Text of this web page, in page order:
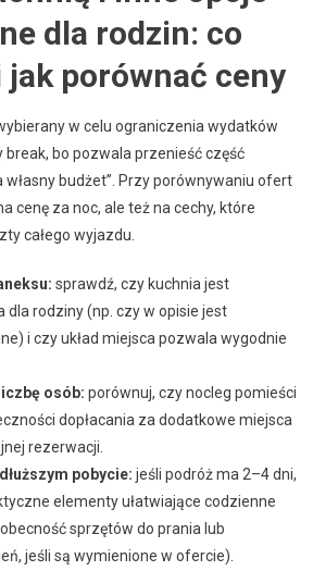
dla rodzin: co
porównać ceny
w celu ograniczenia wydatków
bo pozwala przenieść część
budżet”. Przy porównywaniu ofert
cenę za noc, ale też na cechy, które
całego wyjazdu.
sprawdź, czy kuchnia jest
rodziny (np. czy w opisie jest
i czy układ miejsca pozwala wygodnie
osób: porównuj, czy nocleg pomieści
dopłacania za dodatkowe miejsca
rezerwacji.
pobycie: jeśli podróż ma 2–4 dni,
elementy ułatwiające codzienne
sprzętów do prania lub
jeśli są wymienione w ofercie).